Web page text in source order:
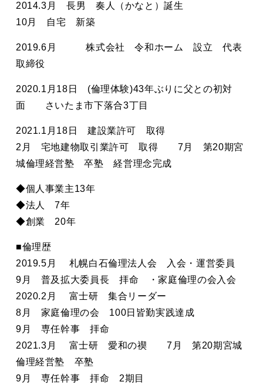
2014.3月 長男 奏人（かなと）誕生
10月 自宅 新築
2019.6月 株式会社 令和ホーム 設立 代表
取締役
2020.1月18日 (倫理体験)43年ぶりに父との初対
面 さいたま市下落合3丁目
2021.1月18日 建設業許可 取得
2月 宅地建物取引業許可 取得 7月 第20期宮
城倫理経営塾 卒塾 経営理念完成
◆個人事業主13年
◆法人 7年
◆創業 20年
■倫理歴
2019.5月 札幌白石倫理法人会 入会・運営委員
9月 普及拡大委員長 拝命 ・家庭倫理の会入会
2020.2月 富士研 集合リーダー
8月 家庭倫理の会 100日皆勤実践達成
9月 専任幹事 拝命
2021.3月 富士研 愛和の禊 7月 第20期宮城
倫理経営塾 卒塾
9月 専任幹事 拝命 2期目